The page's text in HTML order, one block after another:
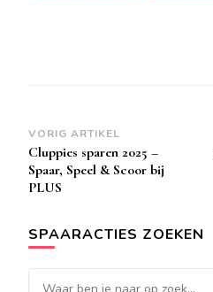
Bericht
navigatie
VORIG ARTIKEL
Cluppies sparen 2025 –
Spaar, Speel & Scoor bij
PLUS
SPAARACTIES ZOEKEN
Op